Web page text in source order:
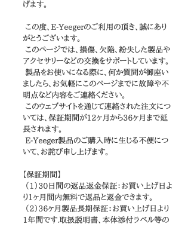
げます。
この度、E-Yeegerのご利用の頂き、誠にあり
がとうございます。
このページでは、損傷、欠陥、紛失した製品や
アクセサリーなどの交換をサポートしています。
製品をお使いになる際に、何か質問が御座い
ましたら、お気軽にこのページまでに故障や不
明点など内容をご連絡ください。
このウェブサイトを通じて連絡された注文につ
いては、保証期間が12ヶ月から36ヶ月まで延
長されます。
E-Yeeger製品のご購入時に生じる不便につ
いて、お詫び申し上げます。
【保証期間】
（1）30日間の返品返金保証：お買い上げ日よ
り1ヶ月間内無料で返品と返金できます。
（2）36ヶ月製品長期保証：お買い上げ日より
1年間です.取扱説明書、本体添付ラベル等の